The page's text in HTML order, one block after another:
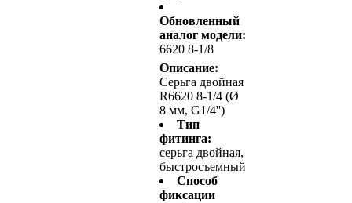
Обновленный
аналог модели:
6620 8-1/8
Описание:
Серьга двойная
R6620 8-1/4 (Ø
8 мм, G1/4'')
Тип
фитинга:
серьга двойная,
быстросъемный
Способ
фиксации